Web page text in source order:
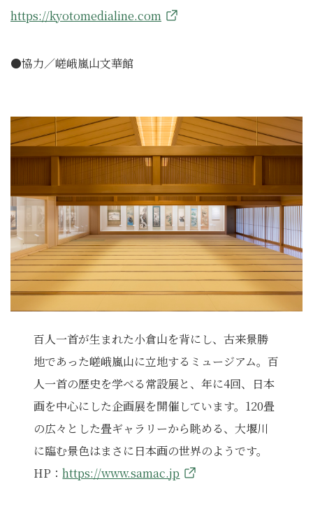
https://kyotomedialine.com
●協力／嵯峨嵐山文華館
百人一首が生まれた小倉山を背にし、古来景勝
地であった嵯峨嵐山に立地するミュージアム。百
人一首の歴史を学べる常設展と、年に4回、日本
画を中心にした企画展を開催しています。120畳
の広々とした畳ギャラリーから眺める、大堰川
に臨む景色はまさに日本画の世界のようです。
HP：https://www.samac.jp